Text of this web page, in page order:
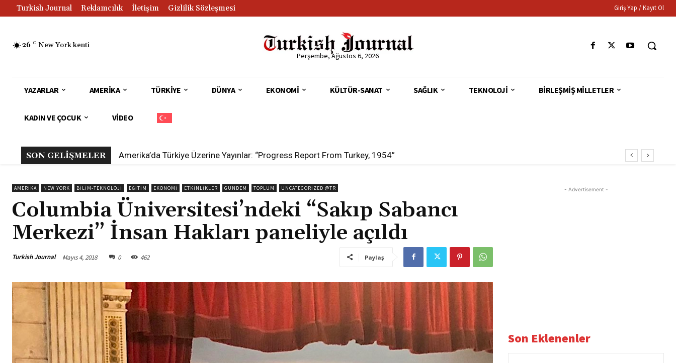
Turkish Journal Reklamcılık İletişim Gizlilik Sözleşmesi Giriş Yap / Kayıt Ol
26 C New York kenti
Perşembe, Ağustos 6, 2026
YAZARLAR AMERIKA TÜRKIYE DÜNYA EKONOMI KÜLTÜR-SANAT SAĞLIK TEKNOLOJI BIRLEŞMIŞ MILLETLER
KADIN VE ÇOCUK VIDEO
SON GELİŞMELER Beyond the Red Carpet: The Academy Awards Reflect the World
AMERIKA NEW YORK BILIM-TEKNOLOJI EĞITIM EKONOMI ETKINLIKLER GÜNDEM TOPLUM UNCATEGORIZED @TR
Columbia Üniversitesi’ndeki “Sakıp Sabancı
Merkezi” İnsan Hakları paneliyle açıldı
Turkish Journal Mayıs 4, 2018 0 462 Paylaş
- Advertisement -
Son Eklenenler